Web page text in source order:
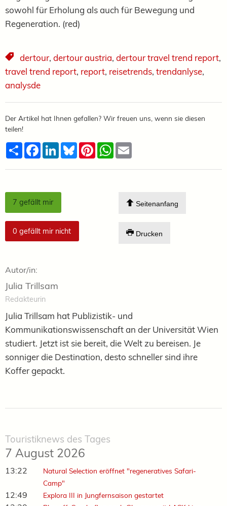
sowohl für Erholung als auch für Bewegung und
Regeneration. (red)
dertour, dertour austria, dertour travel trend report,
travel trend report, report, reisetrends, trendanlyse,
analysde
Der Artikel hat Ihnen gefallen? Wir freuen uns, wenn sie diesen
teilen!
TeilenFacebook
LinkedInBlueskyPinterestWhatsApp
7 gefällt mir
0 gefällt mir nicht
Seitenanfang
Drucken
Autor/in:
Julia Trillsam
Redakteurin
Julia Trillsam hat Publizistik- und
Kommunikationswissenschaft an der Universität Wien
studiert. Jetzt ist sie bereit, die Welt zu bereisen. Je
sonniger die Destination, desto schneller sind ihre
Koffer gepackt.
Touristiknews des Tages
7 August 2026
13:22
Natural Selection eröffnet "regeneratives Safari-
Camp"
12:49 Explora III in Jungfernsaison gestartet